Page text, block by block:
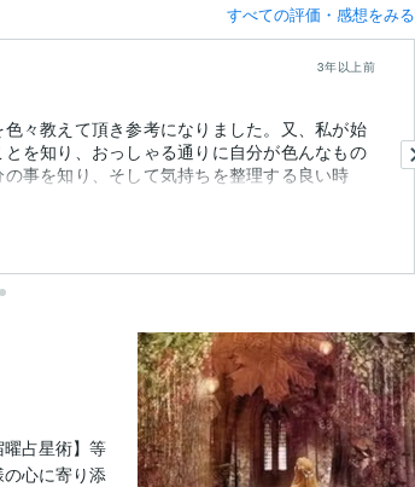
すべての評価・感想をみる
3年以上前
々教えて頂き参考になりました。又、私が始
を知り、おっしゃる通りに自分が色んなもの
事を知り、そして気持ちを整理する良い時
占星術】等
心に寄り添